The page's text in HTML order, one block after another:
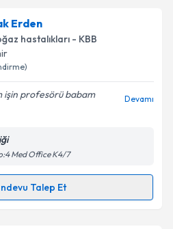
için randevu takvimi talebi
randevu almanız için bir
e-posta ile bilgilendireceğiz.
işlenmesine ilişkin
ve kişisel verilerimin belirtilen
kabul ediyorum.
Erden
hastalıkları - KBB
işin profesörü babam
Devamı
Med Office K4/7
Talep Et
Talebi